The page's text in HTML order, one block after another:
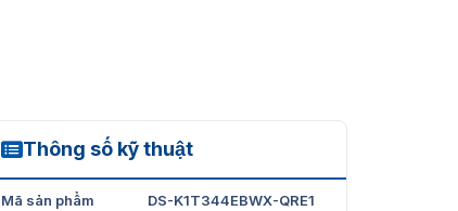
Thông số kỹ thuật
DS-K1T344EBWX-QRE1
Mã sản phẩm DS-K1T344EBWX-QRE1